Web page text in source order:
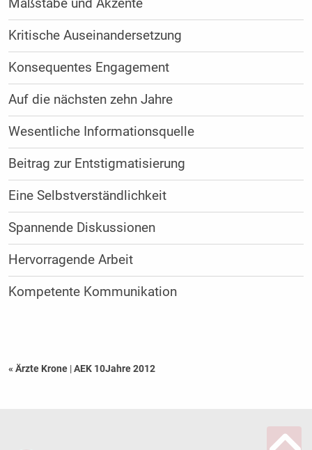
Maßstäbe und Akzente
Kritische Auseinandersetzung
Konsequentes Engagement
Auf die nächsten zehn Jahre
Wesentliche Informationsquelle
Beitrag zur Entstigmatisierung
Eine Selbstverständlichkeit
Spannende Diskussionen
Hervorragende Arbeit
Kompetente Kommunikation
« Ärzte Krone |AEK 10Jahre 2012